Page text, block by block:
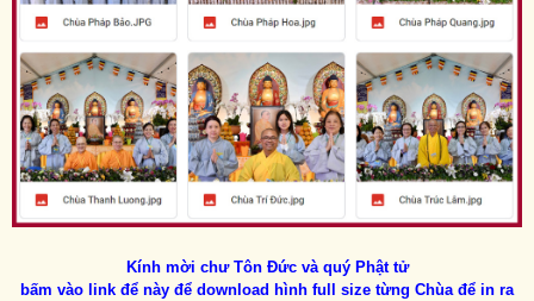
Kính mời chư Tôn Đức và quý Phật tử
bấm vào link để này để download hình full size từng Chùa để in ra